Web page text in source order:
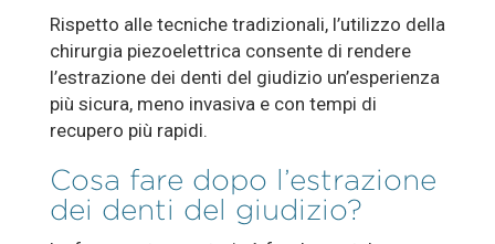
Rispetto alle tecniche tradizionali, l’utilizzo della
chirurgia piezoelettrica consente di rendere
l’estrazione dei denti del giudizio un’esperienza
più sicura, meno invasiva e con tempi di
recupero più rapidi.
Cosa fare dopo l’estrazione
dei denti del giudizio?